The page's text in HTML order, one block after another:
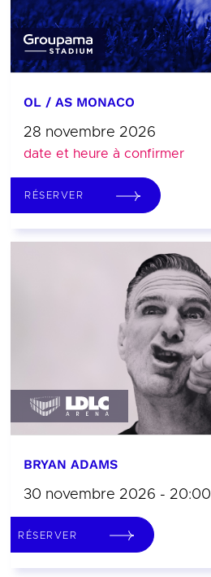
OL / AS MONACO
28 novembre 2026
date et heure à confirmer
RÉSERVER
BRYAN ADAMS
30 novembre 2026 - 20:00
RÉSERVER